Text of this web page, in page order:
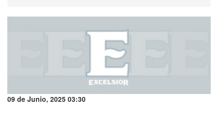
09 de Junio, 2025 03:30